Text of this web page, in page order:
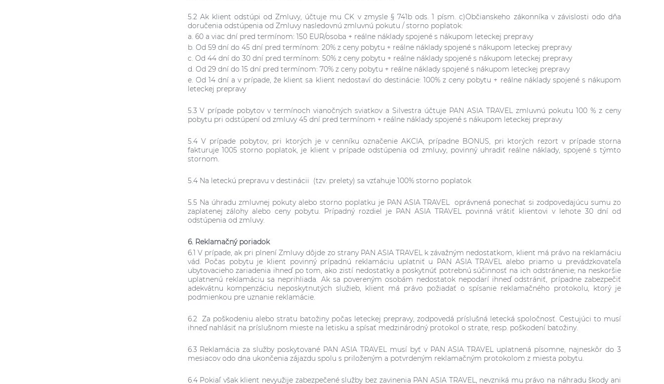
5.2 Ak klient odstúpi od Zmluvy, účtuje mu CK v zmysle § 741b ods. 1 písm. c)Občianskeho zákonníka v závislosti odo dňa
doručenia odstúpenia od Zmluvy nasledovnú zmluvnú pokutu / storno poplatok:
a. 60 a viac dní pred termínom: 150 EUR/osoba + reálne náklady spojené s nákupom leteckej prepravy
b. Od 59 dní do 45 dní pred termínom: 20% z ceny pobytu + reálne náklady spojené s nákupom leteckej prepravy
c. Od 44 dní do 30 dní pred termínom: 50% z ceny pobytu + reálne náklady spojené s nákupom leteckej prepravy
d. Od 29 dní do 15 dní pred termínom: 70% z ceny pobytu + reálne náklady spojené s nákupom leteckej prepravy
e. Od 14 dní a v prípade, že klient sa klient nedostaví do destinácie: 100% z ceny pobytu + reálne náklady spojené s nákupom
leteckej prepravy
5.3 V prípade pobytov v termínoch vianočných sviatkov a Silvestra účtuje PAN ASIA TRAVEL zmluvnú pokutu 100 % z ceny
pobytu pri odstúpení od zmluvy 45 dní pred termínom + reálne náklady spojené s nákupom leteckej prepravy
5.4 V prípade pobytov, pri ktorých je v cenníku označenie AKCIA, prípadne BONUS, pri ktorých rezort v prípade storna
fakturuje 1005 storno poplatok, je klient v prípade odstúpenia od zmluvy, povinný uhradiť reálne náklady, spojené s týmto
stornom.
5.4 Na leteckú prepravu v destinácii (tzv. prelety) sa vzťahuje 100% storno poplatok
5.5 Na úhradu zmluvnej pokuty alebo storno poplatku je PAN ASIA TRAVEL oprávnená ponechať si zodpovedajúcu sumu zo
zaplatenej zálohy alebo ceny pobytu. Prípadný rozdiel je PAN ASIA TRAVEL povinná vrátiť klientovi v lehote 30 dní od
odstúpenia od zmluvy.
6. Reklamačný poriadok
6.1 V prípade, ak pri plnení Zmluvy dôjde zo strany PAN ASIA TRAVEL k závažným nedostatkom, klient má právo na reklamáciu
vád. Počas pobytu je klient povinný prípadnú reklamáciu uplatniť u PAN ASIA TRAVEL alebo priamo u prevádzkovateľa
ubytovacieho zariadenia ihneď po tom, ako zistí nedostatky a poskytnúť potrebnú súčinnosť na ich odstránenie; na neskoršie
uplatnenú reklamáciu sa neprihliada. Ak sa povereným osobám nedostatok nepodarí ihneď odstrániť, prípadne zabezpečiť
adekvátnu kompenzáciu neposkytnutých služieb, klient má právo požiadať o spísanie reklamačného protokolu, ktorý je
podmienkou pre uznanie reklamácie.
6.2 Za poškodeniu alebo stratu batožiny počas leteckej prepravy, zodpovedá príslušná letecká spoločnosť. Cestujúci to musí
ihneď nahlásiť na príslušnom mieste na letisku a spísať medzinárodný protokol o strate, resp. poškodení batožiny.
6.3 Reklamácia za služby poskytované PAN ASIA TRAVEL musí byť v PAN ASIA TRAVEL uplatnená písomne, najneskôr do 3
mesiacov odo dna ukončenia zájazdu spolu s priloženým a potvrdeným reklamačným protokolom z miesta pobytu.
6.4 Pokiaľ však klient nevyužije zabezpečené služby bez zavinenia PAN ASIA TRAVEL, nevzniká mu právo na náhradu škody ani